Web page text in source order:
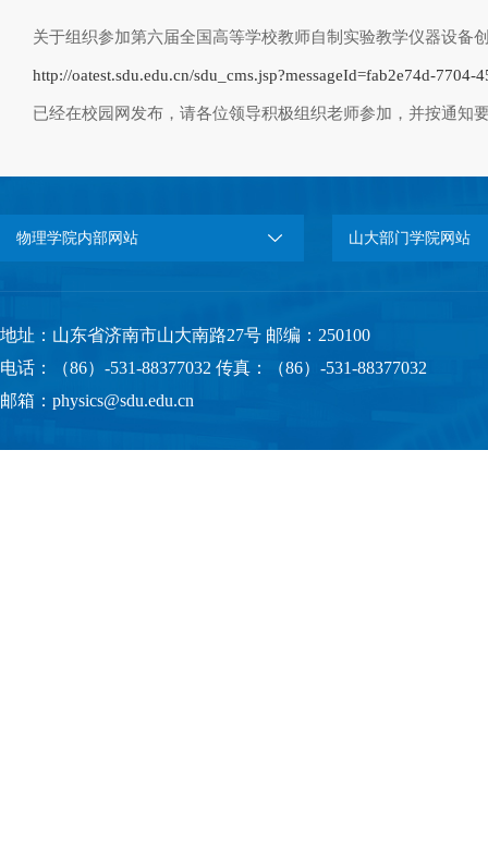
关于组织参加第六届全国高等学校教师自制实验教学仪器设备
http://oatest.sdu.edu.cn/sdu_cms.jsp?messageId=fab2e74d-7704-
已经在校园网发布，请各位领导积极组织老师参加，并按通知
物理学院内部网站 山大部门学院网站
地址：山东省济南市山大南路27号 邮编：250100
电话：（86）-531-88377032 传真：（86）-531-88377032
邮箱：physics@sdu.edu.cn